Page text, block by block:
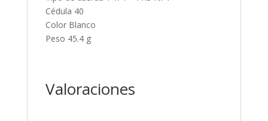
Cédula 40
Color Blanco
Peso 45.4 g
Valoraciones